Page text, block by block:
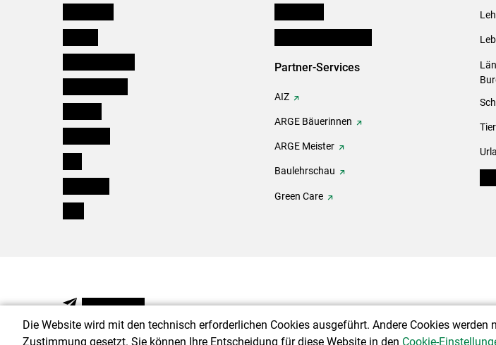
Partner-Services
AIZ
ARGE Bäuerinnen
ARGE Meister
Baulehrschau
Green Care
NEWSLETTER
Die Website wird mit den technisch erforderlichen Cookies ausgeführt. Andere Cookies werden
Zustimmung gesetzt. Sie können Ihre Entscheidung für diese Website in den Cookie-